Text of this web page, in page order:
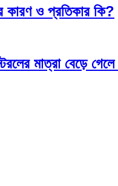
কারণ ও প্রতিকার কি?
মাত্রা বেড়ে